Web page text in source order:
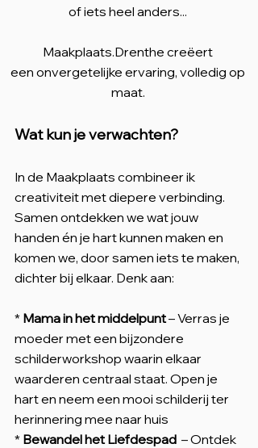
of iets heel anders...
Maakplaats.Drenthe creëert
een onvergetelijke ervaring, volledig op
maat.
Wat kun je verwachten?
In de Maakplaats combineer ik
creativiteit met diepere verbinding.
Samen ontdekken we wat jouw
handen én je hart kunnen maken en
komen we, door samen iets te maken,
dichter bij elkaar. Denk aan:
* Mama in het middelpunt– Verras je
moeder met een bijzondere
schilderworkshop waarin elkaar
waarderen centraal staat. Open je
hart en neem een mooi schilderij ter
herinnering mee naar huis
* Bewandel het Liefdespad – Ontdek